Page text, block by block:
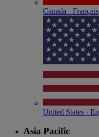
Canada - Français
United States -
Asia Pacific